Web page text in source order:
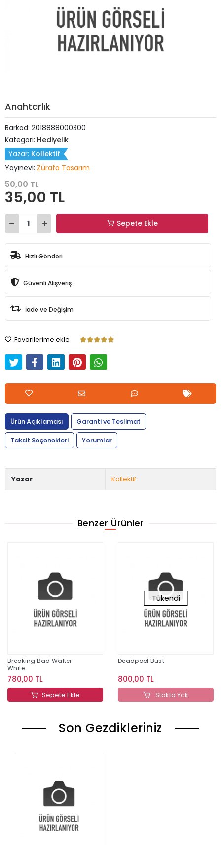
Anahtarlık
Barkod: 2018888000300
Kategori: Hediyelik
Yazar: Kollektif
Yayınevi: Zürafa Tasarım
50,00 TL
35,00 TL
Sepete Ekle
Hızlı Gönderi
Güvenli Alışveriş
İade ve Değişim
Favorilerime ekle
Ürün Açıklaması
Garanti ve Teslimat
Taksit Seçenekleri
Yorumlar
Yazar Kollektif
Benzer Ürünler
Breaking Bad Walter
White
780,00 TL
Sepete Ekle
Tükendi
Deadpool Büst
800,00 TL
Stokta Yok
Son Gezdikleriniz